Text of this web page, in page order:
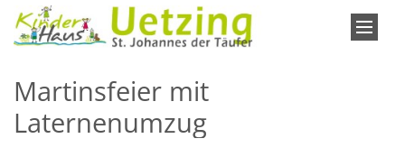
Zum Inhalt springen
Martinsfeier mit
Laternenumzug